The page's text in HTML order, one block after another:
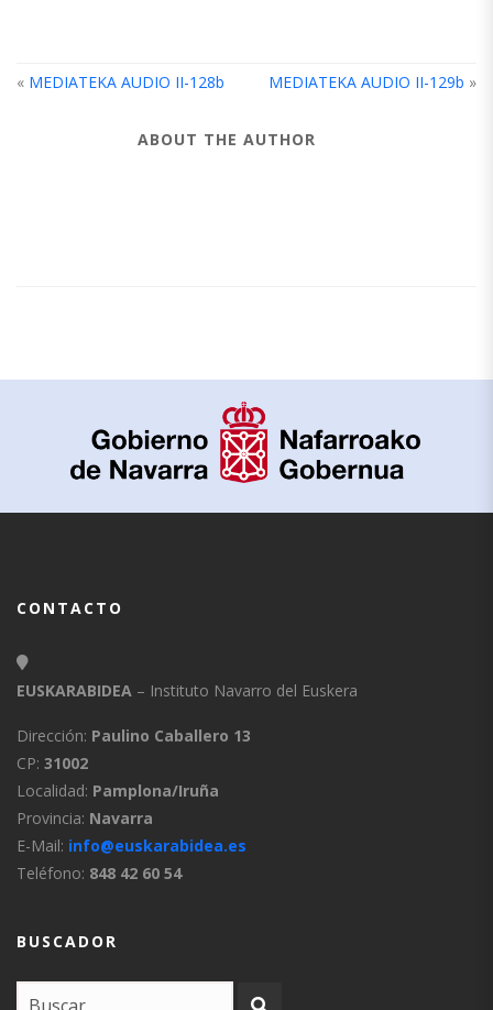
« MEDIATEKA AUDIO II-128b MEDIATEKA AUDIO II-129b »
ABOUT THE AUTHOR
CONTACTO
EUSKARABIDEA – Instituto Navarro del Euskera
Dirección: Paulino Caballero 13
CP: 31002
Localidad: Pamplona/Iruña
Provincia: Navarra
E-Mail: info@euskarabidea.es
Teléfono: 848 42 60 54
BUSCADOR